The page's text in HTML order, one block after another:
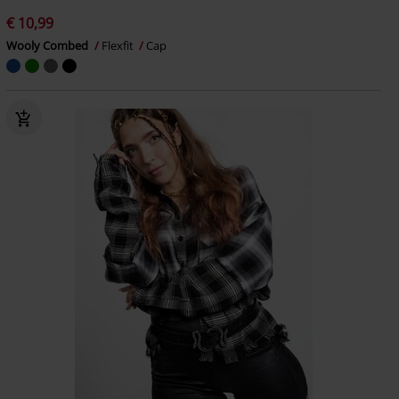
€ 10,99
Wooly Combed Flexfit Cap